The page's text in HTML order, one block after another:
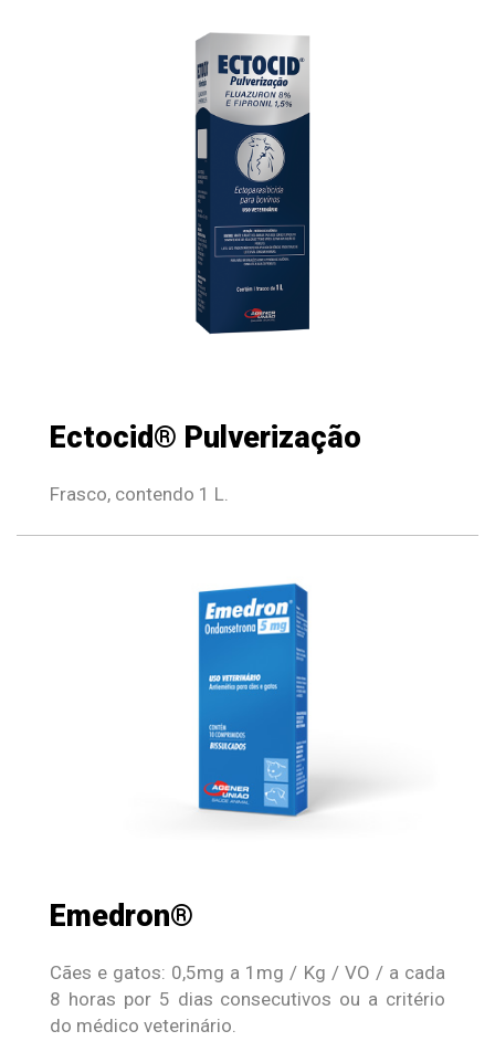
Ectocid® Pulverização
Frasco, contendo 1 L.
Emedron®
Cães e gatos: 0,5mg a 1mg / Kg / VO / a cada
8 horas por 5 dias consecutivos ou a critério
do médico veterinário.